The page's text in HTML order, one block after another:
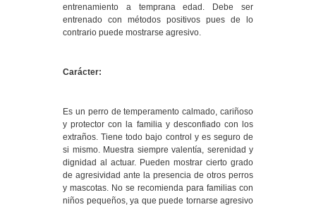
entrenamiento a temprana edad. Debe ser
entrenado con métodos positivos pues de lo
contrario puede mostrarse agresivo.
Carácter:
Es un perro de temperamento calmado, cariñoso
y protector con la familia y desconfiado con los
extraños. Tiene todo bajo control y es seguro de
si mismo. Muestra siempre valentía, serenidad y
dignidad al actuar. Pueden mostrar cierto grado
de agresividad ante la presencia de otros perros
y mascotas. No se recomienda para familias con
niños pequeños, ya que puede tornarse agresivo